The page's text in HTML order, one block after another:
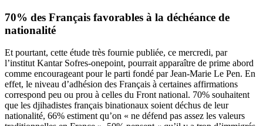
70% des Français favorables à la déchéance de
nationalité
Et pourtant, cette étude très fournie publiée, ce mercredi, par
l’institut Kantar Sofres-onepoint, pourrait apparaître de prime abord
comme encourageant pour le parti fondé par Jean-Marie Le Pen. En
effet, le niveau d’adhésion des Français à certaines affirmations
correspond peu ou prou à celles du Front national. 70% souhaitent
que les djihadistes français binationaux soient déchus de leur
nationalité, 66% estiment qu’on « ne défend pas assez les valeurs